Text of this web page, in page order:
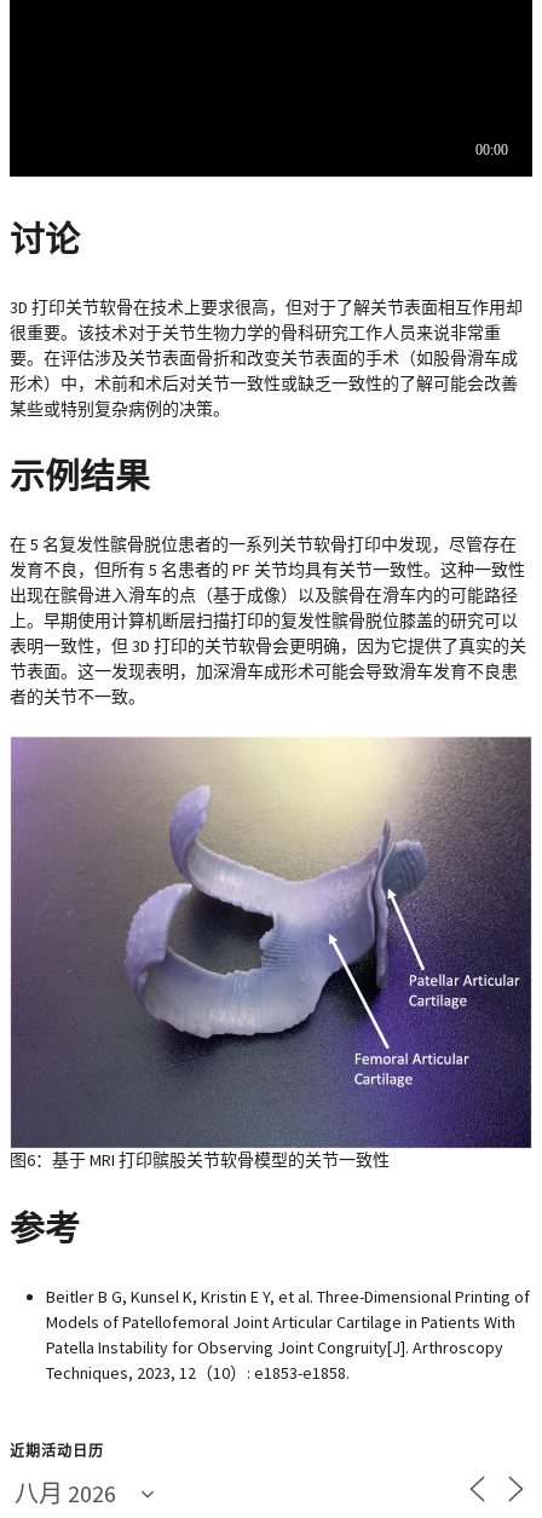
讨论
3D 打印关节软骨在技术上要求很高，但对于了解关节表面相互作用却
很重要。该技术对于关节生物力学的骨科研究工作人员来说非常重
要。在评估涉及关节表面骨折和改变关节表面的手术（如股骨滑车成
形术）中，术前和术后对关节一致性或缺乏一致性的了解可能会改善
某些或特别复杂病例的决策。
示例结果
在 5 名复发性髌骨脱位患者的一系列关节软骨打印中发现，尽管存在
发育不良，但所有 5 名患者的 PF 关节均具有关节一致性。这种一致性
出现在髌骨进入滑车的点（基于成像）以及髌骨在滑车内的可能路径
上。早期使用计算机断层扫描打印的复发性髌骨脱位膝盖的研究可以
表明一致性，但 3D 打印的关节软骨会更明确，因为它提供了真实的关
节表面。这一发现表明，加深滑车成形术可能会导致滑车发育不良患
者的关节不一致。
图6：基于 MRI 打印髌股关节软骨模型的关节一致性
参考
Beitler B G, Kunsel K, Kristin E Y, et al. Three-Dimensional Printing of
Models of Patellofemoral Joint Articular Cartilage in Patients With
Patella Instability for Observing Joint Congruity[J]. Arthroscopy
Techniques, 2023, 12（10）: e1853-e1858.
近期活动日历